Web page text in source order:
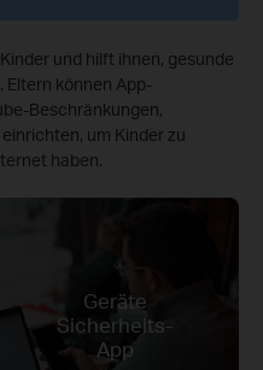
und hilft ihnen, gesunde
Eltern können App-
Beschränkungen,
um Kinder zu
haben.
Geräte
Sicherheits-
App